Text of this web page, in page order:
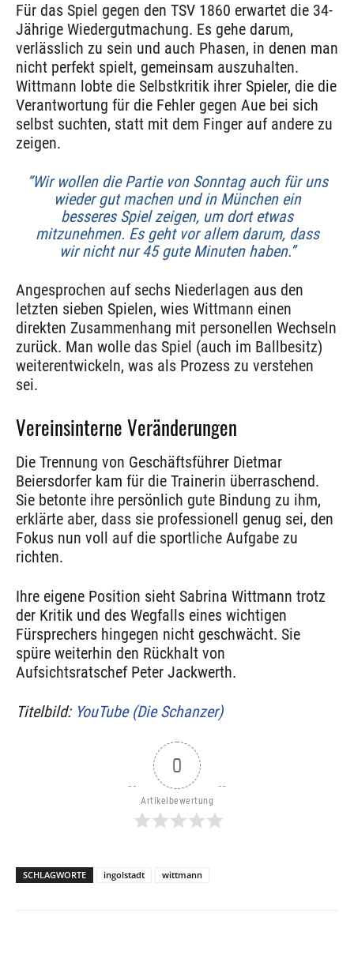
Für das Spiel gegen den TSV 1860 erwartet die 34-
Jährige Wiedergutmachung. Es gehe darum,
verlässlich zu sein und auch Phasen, in denen man
nicht perfekt spielt, gemeinsam auszuhalten.
Wittmann lobte die Selbstkritik ihrer Spieler, die die
Verantwortung für die Fehler gegen Aue bei sich
selbst suchten, statt mit dem Finger auf andere zu
zeigen.
“Wir wollen die Partie von Sonntag auch für uns
wieder gut machen und in München ein
besseres Spiel zeigen, um dort etwas
mitzunehmen. Es geht vor allem darum, dass
wir nicht nur 45 gute Minuten haben.”
Angesprochen auf sechs Niederlagen aus den
letzten sieben Spielen, wies Wittmann einen
direkten Zusammenhang mit personellen Wechseln
zurück. Man wolle das Spiel (auch im Ballbesitz)
weiterentwickeln, was als Prozess zu verstehen
sei.
Vereinsinterne Veränderungen
Die Trennung von Geschäftsführer Dietmar
Beiersdorfer kam für die Trainerin überraschend.
Sie betonte ihre persönlich gute Bindung zu ihm,
erklärte aber, dass sie professionell genug sei, den
Fokus nun voll auf die sportliche Aufgabe zu
richten.
Ihre eigene Position sieht Sabrina Wittmann trotz
der Kritik und des Wegfalls eines wichtigen
Fürsprechers hingegen nicht geschwächt. Sie
spüre weiterhin den Rückhalt von
Aufsichtsratschef Peter Jackwerth.
Titelbild: YouTube (Die Schanzer)
0
Artikelbewertung
SCHLAGWORTE ingolstadt wittmann